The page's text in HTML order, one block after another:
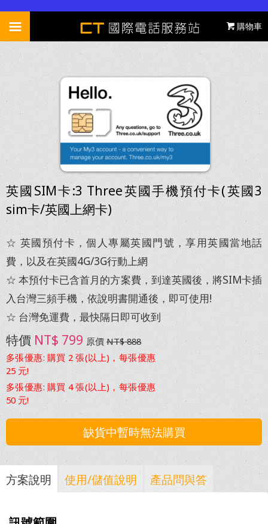
美國預付卡
美國T-Mobile預付卡
美國AT&T預付卡
加拿大/墨西哥網卡
關島5日上網卡
加拿大上網卡推薦比較
加拿大短期預付卡58日
加拿大 Fido 預付卡
(長期使用)
墨西哥上網卡推薦比較
中南美洲上網卡 12GB
巴西 Wi-Fi 網路分享器
關島5日上網卡
英國 Three 預付卡
英國大流量 (O2)
法國 上網卡
德國 上網卡
義大利 上網卡
瑞士 上網卡
西班牙 上網卡
以色列上網預付卡
俄羅斯 預付卡
阿聯酋 Wi-Fi 網路分享器 (杜拜/阿布達比)
土耳其上網卡 比較
土耳其網路分享器
歐洲通用 網路分享器-高速吃到飽 $199
歐洲跨國
歐洲SIM卡比較表
土耳其上網卡比較表
歐洲33國 6GB 28天
歐洲32國 1.5GB 15天
歐洲39國10天 5GB
歐洲39國15天 7.5GB
北歐上網 12GB-
丹麥/挪威/瑞典/芬蘭
歐洲上網 12GB-法/義/瑞士/奧地利/西班牙
歐亞45國卡 12GB 28天
歐洲35國卡 2GB
歐亞非42國上網卡
(南非)
中港澳
大陸+香港 8日上網5GB
大陸+香港 5日上網3GB
中國+港澳 8日 4GB
中國+港澳 15日 5GB
中國+港澳 30日 6GB
香港+澳門 8日上網卡
亞洲/非洲
日本8日上網-Softbank
日本7日上網-Docomo
日本網卡-自訂天數流量
韓國8日無限上網卡
韓國無限高速-自訂天數
越南上網卡 (Viettel)
新加坡/馬來西亞上網卡
泰國8日無限上網卡
印尼8日無限上網卡
印度 Wi-Fi 網路分享器
紐澳
澳洲/紐西蘭上網卡比較
澳洲8日上網卡
澳洲10日上網卡 4GB
紐西蘭/澳洲
15日上網卡 6GB
紐西蘭/澳洲
15日上網卡 4GB
紐西蘭/澳洲28日上網卡
國際電話卡
常見問題
留言板
儲值
訂房折扣碼
購物車
英國SIM卡:3 Three英國手機預付卡(英國3
sim卡/英國上網卡)
☆ 英國預付卡，個人專屬英國門號，享用英國當地話
費，以及在英國4G/3G行動上網
☆ 本預付卡已含首月的方案費，到達英國後，將SIM卡插
入台灣三頻手機，依說明書開通後，即可使用!
☆ 台灣免運費，最快隔日即可收到
特價 NT$ 799 原價 NT$ 888
多張優惠: 購買 2 張(以上)，每張優惠
25 元!
多張優惠: 購買 4 張(以上)，每張優惠
50 元!
缺貨中暫時無法購買
方案說明 使用/儲值說明 產品問與答